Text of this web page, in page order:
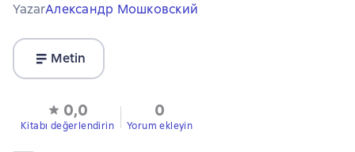
YazarАлександр Мошковский
Metin
0,0
Kitabı değerlendirin
0
Yorum ekleyin